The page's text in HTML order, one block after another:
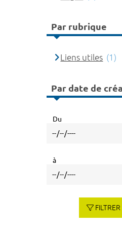
Par rubrique
Liens utiles (1)
Par date de
Du
à